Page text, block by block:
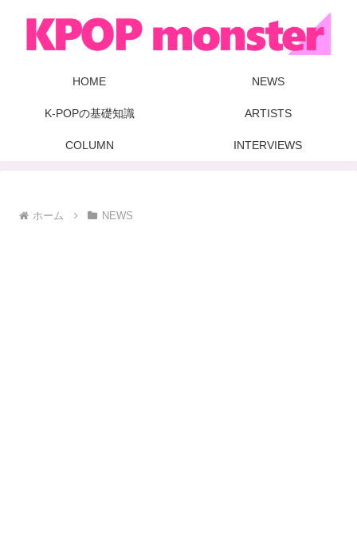
HOME NEWS
K-POPの基礎知識 ARTISTS
COLUMN INTERVIEWS
ホーム NEWS